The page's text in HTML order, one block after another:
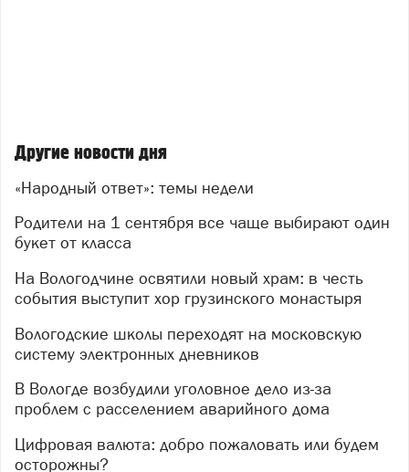
Другие новости дня
«Народный ответ»: темы недели
Родители на 1 сентября все чаще выбирают один
букет от класса
На Вологодчине освятили новый храм: в честь
события выступит хор грузинского монастыря
Вологодские школы переходят на московскую
систему электронных дневников
В Вологде возбудили уголовное дело из-за
проблем с расселением аварийного дома
Цифровая валюта: добро пожаловать или будем
осторожны?